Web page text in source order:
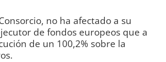
no ha afectado a su
de fondos europeos que a
de un 100,2% sobre la